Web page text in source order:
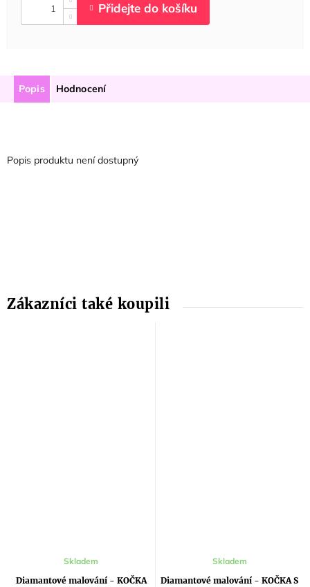
Popis Hodnocení
Popis produktu není dostupný
Diamantové malování - KOČKA
Skladem
Diamantové malování - KOČKA S
Průměrné
produktu
Skladem